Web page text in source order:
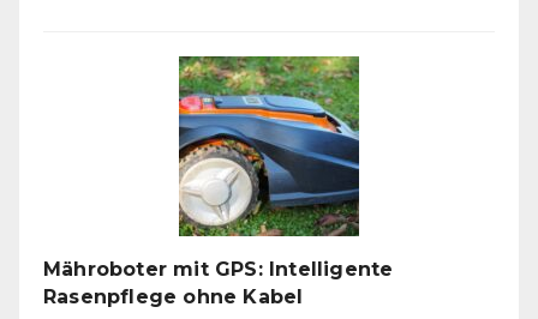
klare
Linien
wieder
gefragt
sind
Mähroboter mit GPS: Intelligente
Rasenpflege ohne Kabel